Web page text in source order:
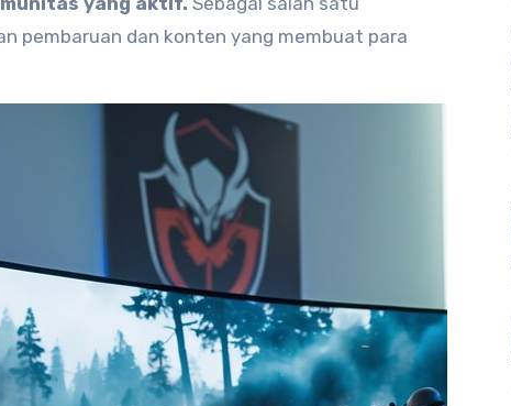
pembaruan dan konten yang membuat para